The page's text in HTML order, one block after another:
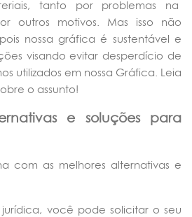
tanto por problemas na
outros motivos. Mas isso não
nossa gráfica é sustentável e
visando evitar desperdício de
utilizados em nossa Gráfica. Leia
o assunto!
e soluções para
com as melhores alternativas e
você pode solicitar o seu